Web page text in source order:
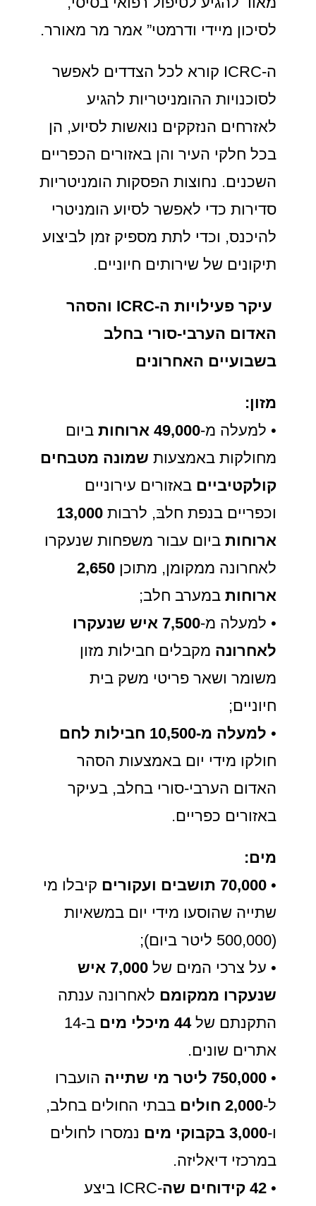
לסיכון מיידי ודרמטי” אמר מר מאורר.
ה-ICRC קורא לכל הצדדים לאפשר
לסוכנויות ההומניטריות להגיע
לאזרחים הנזקקים נואשות לסיוע, הן
בכל חלקי העיר והן באזורים הכפריים
השכנים. נחוצות הפסקות הומניטריות
סדירות כדי לאפשר לסיוע הומניטרי
להיכנס, וכדי לתת מספיק זמן לביצוע
תיקונים של שירותים חיוניים.
עיקר פעילויות ה-ICRC והסהר
האדום הערבי-סורי בחלב
בשבועיים האחרונים
מזון:
• למעלה מ-49,000 ארוחות
ביום
מחולקות באמצעות שמונה מטבחים
קולקטיביים באזורים עירוניים
וכפריים בנפת חלבּ, לרבות 13,000
ארוחות ביום עבור משפחות שנעקרו
לאחרונה ממקומן, מתוכן 2,650
ארוחות במערב חלב;
• למעלה מ-7,500 איש
שנעקרו
לאחרונה מקבלים חבילות מזון
משומר ושאר פריטי משק בית
חיוניים;
• למעלה מ-10,500 חבילות לחם
חולקו מידי יום באמצעות הסהר
האדום הערבי-סורי בחלב, בעיקר
באזורים כפריים.
מים:
•
70,000 תושבים ועקורים קיבלו מי
שתייה שהוסעו מידי יום במשאיות
(500,000 ליטר ביום);
• על צרכי המים של 7,000 איש
שנעקרו ממקומם לאחרונה ענתה
התקנתם של44 מיכלי מים
ב-14
אתרים שונים.
•
750,000 ליטר מי שתייה הועברו
ל-2,000 חולים
בבתי החולים בחלב,
ו-3,000 בקבוקי מים
נמסרו לחולים
במרכזי דיאליזה.
• 42 קידוחים שה
-ICRC ביצע